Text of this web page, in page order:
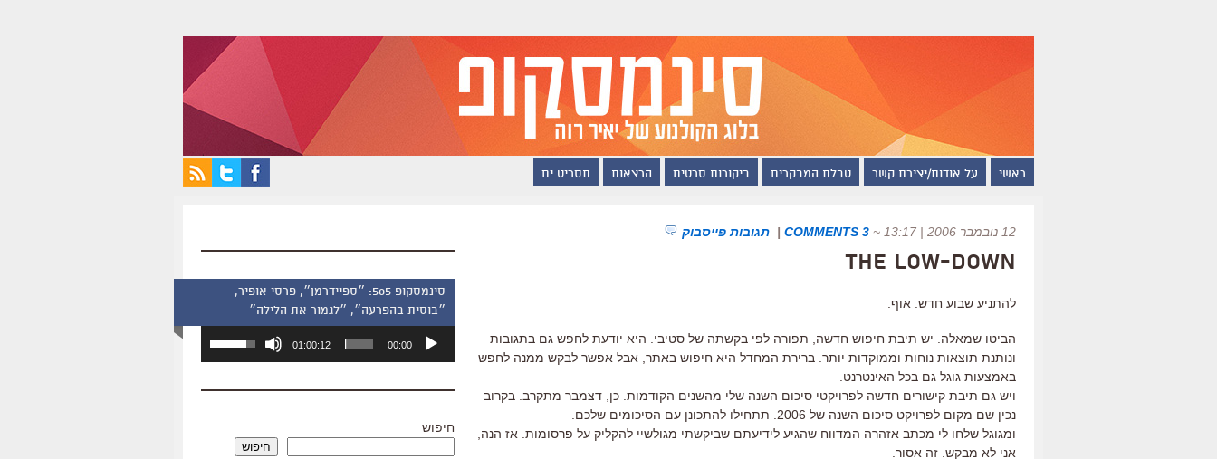
ראשי על אודות/יצירת קשר טבלת המבקרים ביקורות סרטים הרצאות תסריט.ים
12 נובמבר 2006 | 13:17 ~
3 COMMENTS
| תגובות פייסבוק
The Low-Down
להתניע שבוע חדש. אוף.
הביטו שמאלה. יש תיבת חיפוש חדשה, תפורה לפי בקשתה של סטיבי. היא יודעת לחפש גם בתגובות
ונותנת תוצאות נוחות וממוקדות יותר. ברירת המחדל היא חיפוש באתר, אבל אפשר לבקש ממנה לחפש
באמצעות גוגל גם בכל האינטרנט.
ויש גם תיבת קישורים חדשה לפרויקטי סיכום השנה שלי מהשנים הקודמות. כן, דצמבר מתקרב. בקרוב
נכין שם מקום לפרויקט סיכום השנה של 2006. תתחילו להתכונן עם הסיכומים שלכם.
ומגוגל שלחו לי מכתב אזהרה המדווח שהגיע לידיעתם שביקשתי מגולשיי להקליק על פרסומות. אז הנה,
אני לא מבקש. זה אסור.
סינמסקופ 505: ״ספיידרמן״, פרסי אופיר,
״בוסית בהפרעה״, ״לגמור את הלילה״
אודיו
00:00
01:00:12
השתמש
כדי
חיפוש
חיפוש